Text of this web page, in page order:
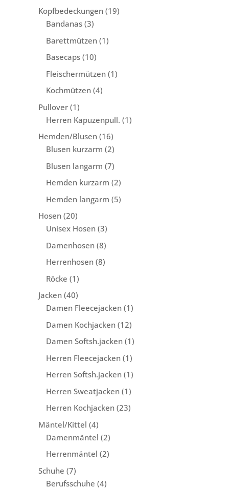
Produkte
Kopfbedeckungen 1919
Bandanas 33
Produkte
Barettmützen 11
Basecaps 1010
Produkte
Fleischermützen 11
Kochmützen 44
Pullover 11
Produkt
Herren Kapuzenpull. 11
Hemden/Blusen 1616
Produkte
Blusen kurzarm 22
Produkte
Blusen langarm 77
Produkte
Hemden kurzarm 22
Produkte
Hemden langarm 55
Hosen 2020
Produkte
Unisex Hosen 33
Produkte
Damenhosen 88
Produkte
Herrenhosen 88
Röcke 11
Produkt
Jacken 4040
Produkte
Damen Fleecejacken 11
Produkt
Damen Kochjacken 1212
Produkte
Damen Softsh.jacken 11
Produkt
Herren Fleecejacken 11
Produkt
Herren Softsh.jacken 11
Produkt
Herren Sweatjacken 11
Produkt
Herren Kochjacken 2323
Mäntel/Kittel 44
Produkte
Damenmäntel 22
Produkte
Herrenmäntel 22
Schuhe 77
Produkte
Berufsschuhe 44